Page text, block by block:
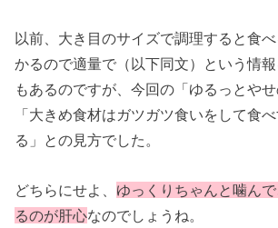
以前、大き目のサイズで調理すると食
かるので適量で（以下同文）という情
もあるのですが、今回の「ゆるっとや
「大きめ食材はガツガツ食いをして食
る」との見方でした。
どちらにせよ、 ゆっくりちゃんと噛ん
るのが肝心なのでしょうね。